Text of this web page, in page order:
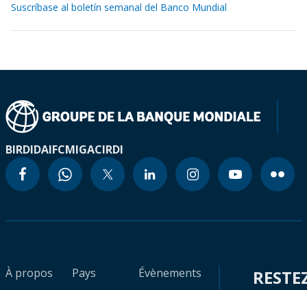
Suscríbase al boletín semanal del Banco Mundial
BIRDIDAIFCMIGACIRDI
À propos
Pays
Évènements